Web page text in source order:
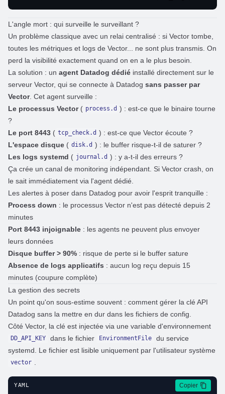
L'angle mort : qui surveille le surveillant ?
Un problème classique avec un relai centralisé : si Vector tombe,
toutes les métriques et logs de Vector... ne sont plus transmis. On
perd la visibilité exactement quand on en a le plus besoin.
La solution : un agent Datadog dédié installé directement sur le
serveur Vector, qui se connecte à Datadog sans passer par
Vector. Cet agent surveille :
Le processus Vector( process.d ) : est-ce que le binaire tourne
?
Le port 8443 ( tcp_check.d ) : est-ce que Vector écoute ?
L'espace disque ( disk.d ) : le buffer risque-t-il de saturer ?
Les logs systemd ( journal.d ) : y a-t-il des erreurs ?
Ça crée un canal de monitoring indépendant. Si Vector crash, on
le sait immédiatement via l'agent dédié.
Les alertes à poser dans Datadog pour avoir l'esprit tranquille :
Process down : le processus Vector n'est pas détecté depuis 2
minutes
Port 8443 injoignable : les agents ne peuvent plus envoyer
leurs données
Disque buffer > 90% : risque de perte si le buffer sature
Absence de logs applicatifs : aucun log reçu depuis 15
minutes (coupure complète)
La gestion des secrets
Un point qu'on sous-estime souvent : comment gérer la clé API
Datadog sans la mettre en dur dans les fichiers de config.
Côté Vector, la clé est injectée via une variable d'environnement
DD_API_KEY dans le fichier EnvironmentFile
du service
systemd. Le fichier est lisible uniquement par l'utilisateur système
vector
YAML Copier